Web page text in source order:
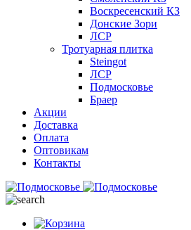
Воскресенский КЗ
Донские Зори
ЛСР
Тротуарная плитка
Steingot
ЛСР
Подмосковье
Браер
Акции
Доставка
Оплата
Оптовикам
Контакты